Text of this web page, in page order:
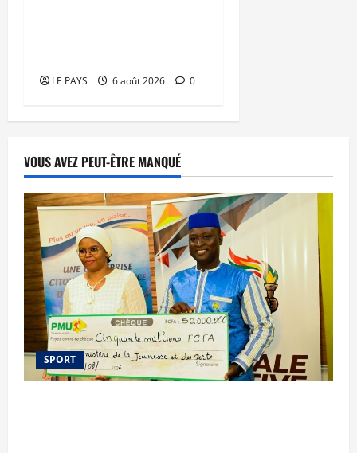
LE PAYS 6 août 2026 0
VOUS AVEZ PEUT-ÊTRE MANQUÉ
SPORT